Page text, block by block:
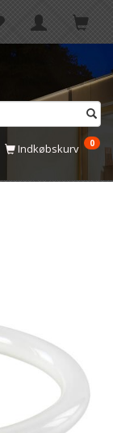
Indkøbskurv 0